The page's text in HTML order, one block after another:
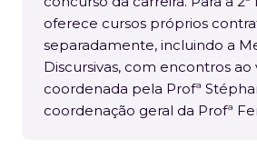
oferece cursos próprios
separadamente, incluindo a
Discursivas, com encontros ao
coordenada pela Profª
coordenação geral da Profª